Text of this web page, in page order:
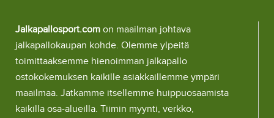
Jalkapallosport.com on maailman johtava
jalkapallokaupan kohde. Olemme ylpeitä
toimittaaksemme hienoimman jalkapallo
ostokokemuksen kaikille asiakkaillemme ympäri
maailmaa. Jatkamme itsellemme huippuosaamista
kaikilla osa-alueilla. Tiimin myynti, verkko,